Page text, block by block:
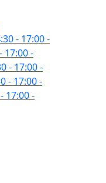
- 17:00-
17:00-
- 17:00-
- 17:00-
17:00-